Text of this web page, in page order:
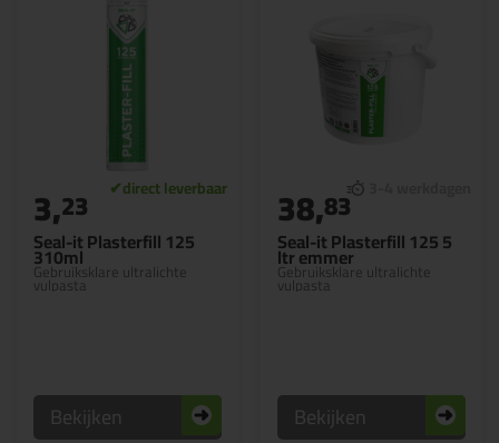
Seal-it Plasterfill 125
310ml
Gebruiksklare ultralichte
vulpasta
3,23
Bekijken
Seal-it Plasterfill 125 5
ltr emmer
Gebruiksklare ultralichte
vulpasta
38,83
Bekijken